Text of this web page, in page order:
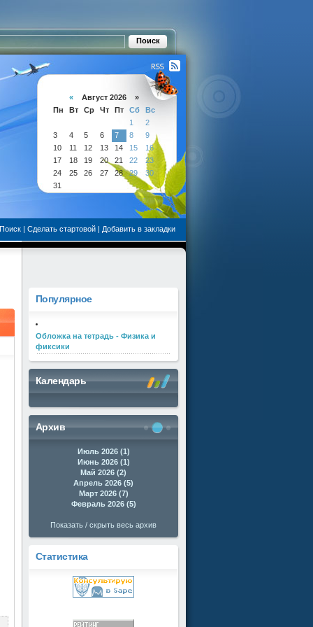
« Август 2026 »
Пн
Вт Ср Чт Пт Сб
Вс
1
2
3
4 5 6 7 8
9
10
11 12 13 14 15
16
17
18 19 20 21 22
23
24
25 26 27 28 29
30
31
Поиск | Сделать стартовой | Добавить в закладки
Популярное
Обложка на тетрадь - Физика и
фиксики
Календарь
Архив
Июль 2026 (1)
Июнь 2026 (1)
Май 2026 (2)
Апрель 2026 (5)
Март 2026 (7)
Февраль 2026 (5)
Показать / скрыть весь архив
Статистика